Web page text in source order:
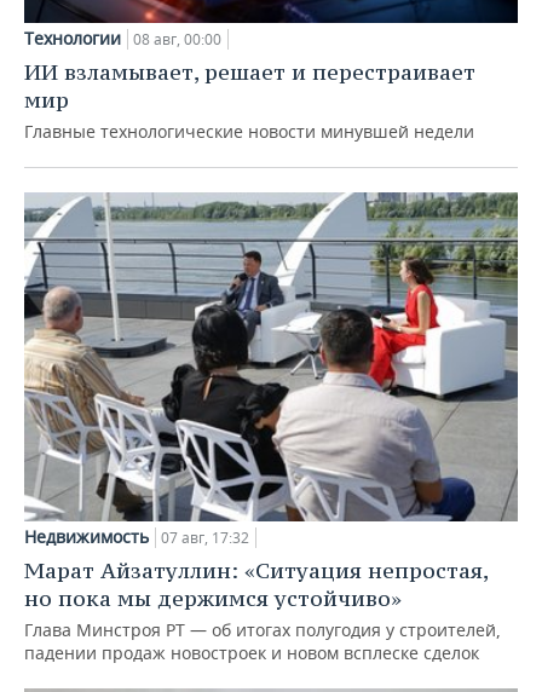
Технологии 08 авг, 00:00
ИИ взламывает, решает и перестраивает
мир
Главные технологические новости минувшей недели
Недвижимость 07 авг, 17:32
Марат Айзатуллин: «Ситуация непростая,
но пока мы держимся устойчиво»
Глава Минстроя РТ — об итогах полугодия у строителей,
падении продаж новостроек и новом всплеске сделок